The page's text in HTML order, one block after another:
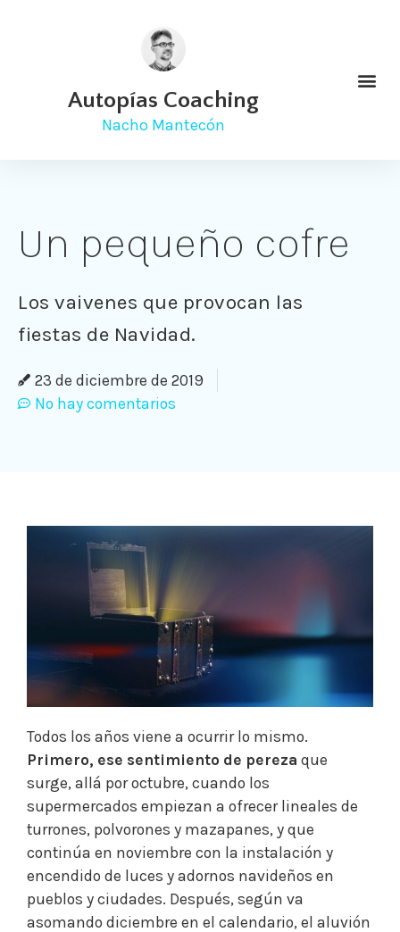
Autopías Coaching
Nacho Mantecón
Un pequeño cofre
Los vaivenes que provocan las
fiestas de Navidad.
23 de diciembre de 2019
No hay comentarios
Todos los años viene a ocurrir lo mismo.
Primero, ese sentimiento de pereza que
surge, allá por octubre, cuando los
supermercados empiezan a ofrecer lineales de
turrones, polvorones y mazapanes, y que
continúa en noviembre con la instalación y
encendido de luces y adornos navideños en
pueblos y ciudades. Después, según va
asomando diciembre en el calendario, el aluvión